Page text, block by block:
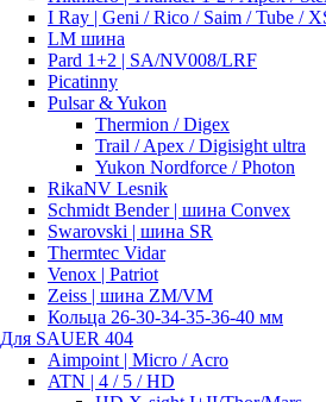
I Ray | Geni / Rico / Saim / Tube /
LM шина
Pard 1+2 | SA/NV008/LRF
Picatinny
Pulsar & Yukon
Thermion / Digex
Trail / Apex / Digisight ultra
Yukon Nordforce / Photon
RikaNV Lesnik
Schmidt Bender | шина Convex
Swarovski | шина SR
Thermtec Vidar
Venox | Patriot
Zeiss | шина ZM/VM
Кольца 26-30-34-35-36-40 мм
Для SAUER 404
Aimpoint | Micro / Acro
ATN | 4 / 5 / HD